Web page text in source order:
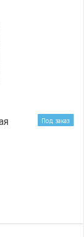
Под заказ